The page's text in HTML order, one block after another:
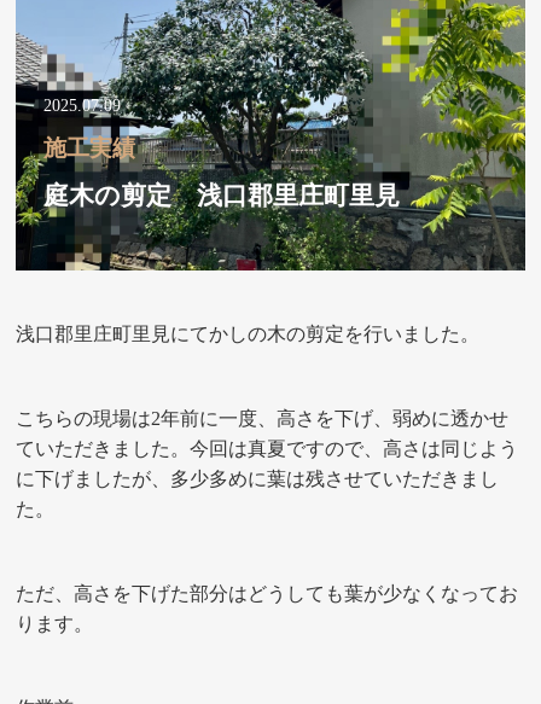
2025.07.09
施工実績
庭木の剪定 浅口郡里庄町里見
浅口郡里庄町里見にてかしの木の剪定を行いました。
こちらの現場は2年前に一度、高さを下げ、弱めに透かせ
ていただきました。今回は真夏ですので、高さは同じよう
に下げましたが、多少多めに葉は残させていただきまし
た。
ただ、高さを下げた部分はどうしても葉が少なくなってお
ります。